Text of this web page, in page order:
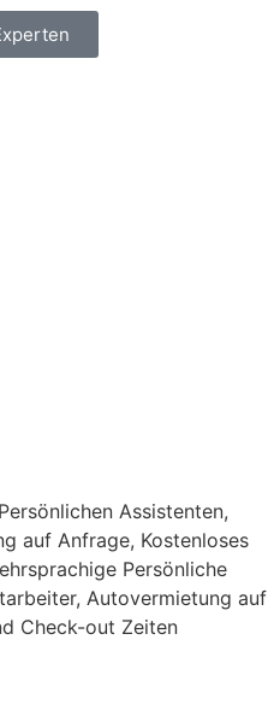
Assistenten,
auf Anfrage, Kostenloses
Persönliche
Autovermietung auf
Check-out Zeiten